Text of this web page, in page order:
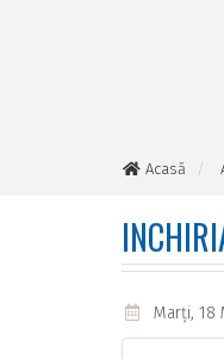
Acasă
Marţi, 18